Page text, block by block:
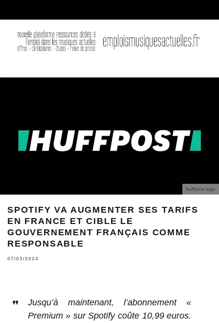
huffpost logo
SPOTIFY VA AUGMENTER SES TARIFS
EN FRANCE ET CIBLE LE
GOUVERNEMENT FRANÇAIS COMME
RESPONSABLE
07/03/2024
Jusqu’à maintenant, l’abonnement «
Premium » sur Spotify coûte 10,99 euros.